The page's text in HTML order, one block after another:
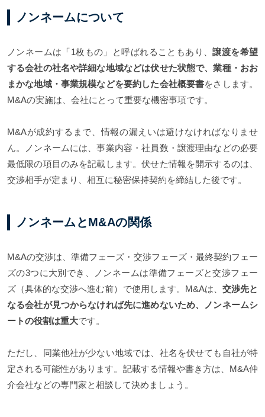
ノンネームについて
ノンネームは「1枚もの」と呼ばれることもあり、譲渡を希望
する会社の社名や詳細な地域などは伏せた状態で、業種・おお
まかな地域・事業規模などを要約した会社概要書をさします。
M&Aの実施は、会社にとって重要な機密事項です。
M&Aが成約するまで、情報の漏えいは避けなければなりませ
ん。ノンネームには、事業内容・社員数・譲渡理由などの必要
最低限の項目のみを記載します。伏せた情報を開示するのは、
交渉相手が定まり、相互に秘密保持契約を締結した後です。
ノンネームとM&Aの関係
M&Aの交渉は、準備フェーズ・交渉フェーズ・最終契約フェー
ズの3つに大別でき、ノンネームは準備フェーズと交渉フェー
ズ（具体的な交渉へ進む前）で使用します。M&Aは、 交渉先と
なる会社が見つからなければ先に進めないため、ノンネームシ
ートの役割は重大です。
ただし、同業他社が少ない地域では、社名を伏せても自社が特
定される可能性があります。記載する情報や書き方は、M&A仲
介会社などの専門家と相談して決めましょう。